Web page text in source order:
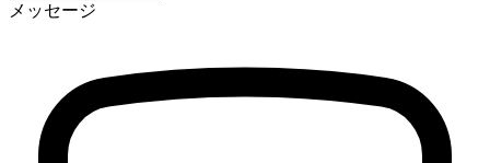
メッセージ